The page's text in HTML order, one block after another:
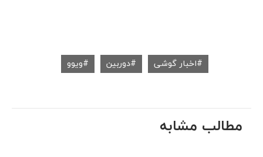
اخبار گوشی دوربین ویوو
مطالب مشابه